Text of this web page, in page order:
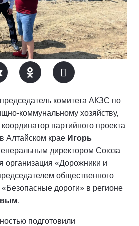
комитета АКЗС по
коммунальному хозяйству,
партийного проекта
Алтайском крае Игорь
директором Союза
организация «Дорожники и
общественного
«Безопасные дороги» в регионе
.
подготовили